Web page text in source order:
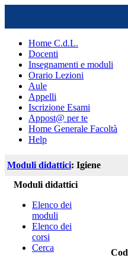
Home C.d.L.
Docenti
Insegnamenti e moduli
Orario Lezioni
Aule
Appelli
Iscrizione Esami
Appost@ per te
Home Generale Facoltà
Help
Moduli didattici: Igiene
Moduli didattici
Elenco dei
moduli
Elenco dei
corsi
Cerca